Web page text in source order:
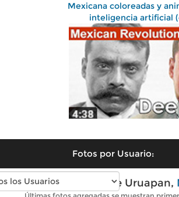
Mexicana coloreadas y
inteligencia artificial
Fotos por Usuario:
Fotos antiguas de Uruapan,
Últimas fotos agregadas se muestran